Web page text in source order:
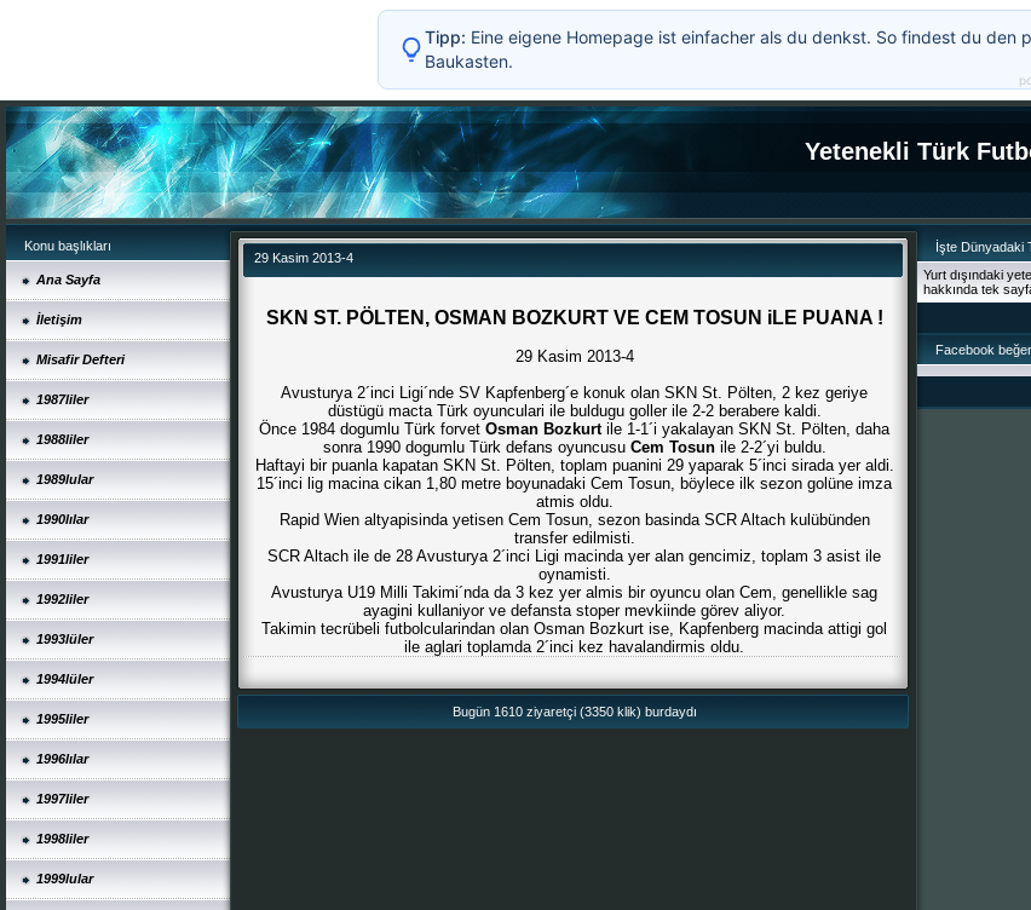
Yetenekli Türk
Konu başlıkları
Ana Sayfa
İletişim
Misafir Defteri
1987liler
1988liler
1989lular
1990lılar
1991liler
1992liler
1993lüler
1994lüler
1995liler
1996lılar
1997liler
1998liler
1999lular
29 Kasim 2013-4
SKN ST. PÖLTEN, OSMAN BOZKURT VE CEM TOSUN iLE PUANA !
29 Kasim 2013-4
Avusturya 2´inci Ligi´nde SV Kapfenberg´e konuk olan SKN St. Pölten, 2 kez geriye
düstügü macta Türk oyunculari ile buldugu goller ile 2-2 berabere kaldi.
Önce 1984 dogumlu Türk forvet Osman Bozkurtile 1-1´i yakalayan SKN St. Pölten, daha
sonra 1990 dogumlu Türk defans oyuncusu Cem Tosunile 2-2´yi buldu.
Haftayi bir puanla kapatan SKN St. Pölten, toplam puanini 29 yaparak 5´inci sirada yer aldi.
15´inci lig macina cikan 1,80 metre boyunadaki Cem Tosun, böylece ilk sezon golüne imza
atmis oldu.
Rapid Wien altyapisinda yetisen Cem Tosun, sezon basinda SCR Altach kulübünden
transfer edilmisti.
SCR Altach ile de 28 Avusturya 2´inci Ligi macinda yer alan gencimiz, toplam 3 asist ile
oynamisti.
Avusturya U19 Milli Takimi´nda da 3 kez yer almis bir oyuncu olan Cem, genellikle sag
ayagini kullaniyor ve defansta stoper mevkiinde görev aliyor.
Takimin tecrübeli futbolcularindan olan Osman Bozkurt ise, Kapfenberg macinda attigi gol
ile aglari toplamda 2´inci kez havalandirmis oldu.
Bugün 1610 ziyaretçi (3350 klik) burdaydı
İşte Dünyadaki
Yurt dışındaki
hakkında tek
Facebook
Tipp: Eine eigene Homepage ist einfacher als du denkst. So findest du den
Baukasten.